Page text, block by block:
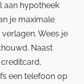
aan hypotheek
je maximale
Wees je
Naast
een telefoon op